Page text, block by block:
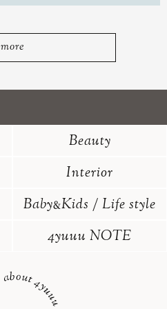
more
Beauty
Interior
Baby&Kids / Life style
4yuuu NOTE